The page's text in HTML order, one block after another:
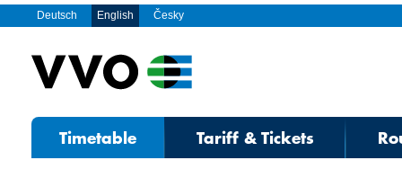
Deutsch English Česky
Timetable Tariff & Tickets